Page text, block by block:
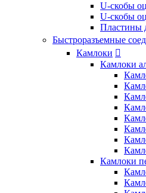
U-скобы
U-скобы
Пластины
Быстроразъемные
Камлоки 
Камлоки
Камлоки